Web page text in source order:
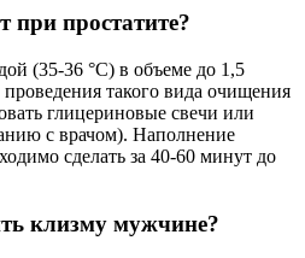
простатите?
(35-36 °С) в объеме до 1,5
такого вида очищения
глицериновые свечи или
с врачом). Наполнение
сделать за 40-60 минут до
клизму мужчине?